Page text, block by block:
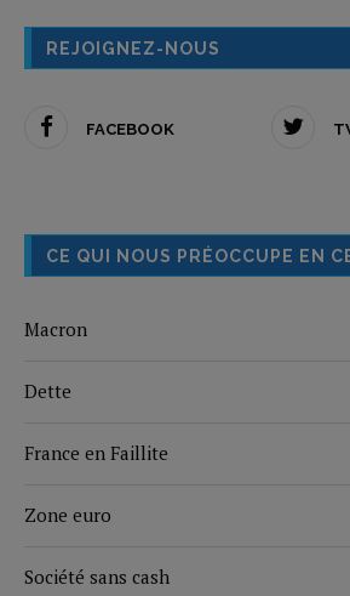
REJOIGNEZ-NOUS
FACEBOOK
CE QUI NOUS PRÉOCCUPE EN
Macron
Dette
France en Faillite
Zone euro
Société sans cash